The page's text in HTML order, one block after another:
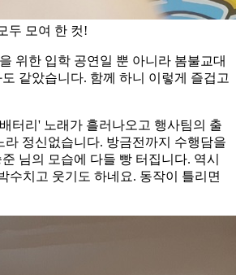
두 모여 한 컷!
위한 입학 공연일 뿐 아니라 봄불교대
같았습니다. 함께 하니 이렇게 즐겁고
터리' 노래가 흘러나오고 행사팀의 출
라 정신없습니다. 방금전까지 수행담을
님의 모습에 다들 빵 터집니다. 역시
수치고 웃기도 하네요. 동작이 틀리면